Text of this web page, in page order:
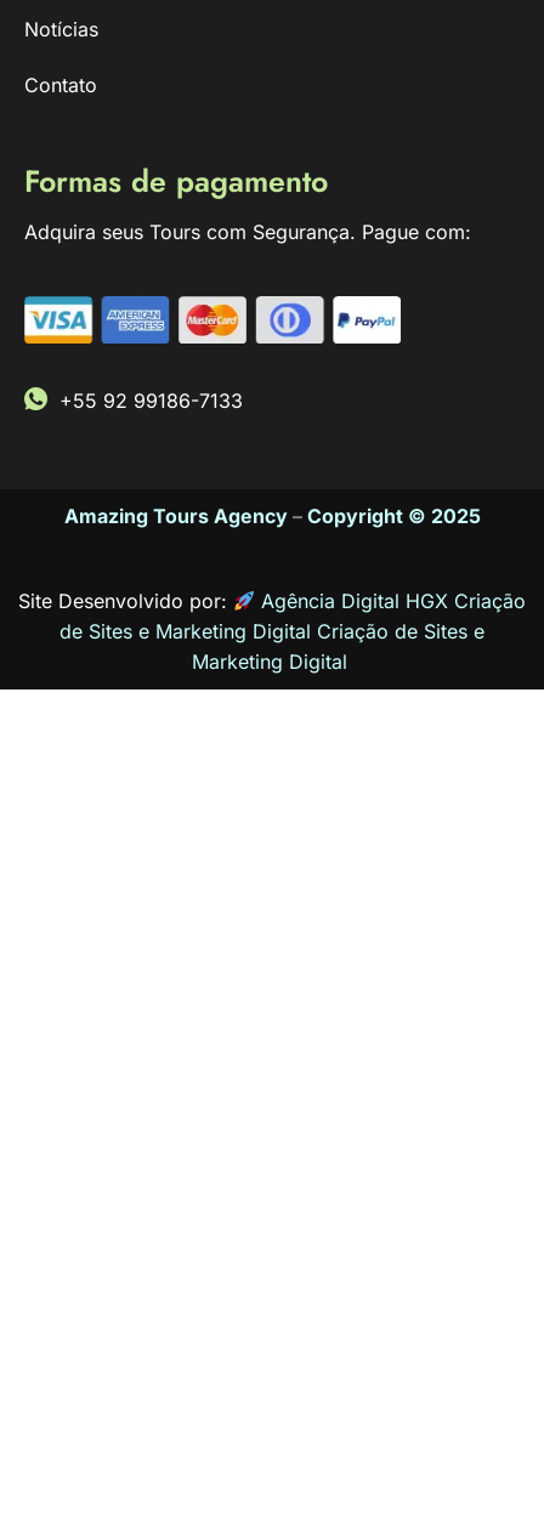
Notícias
Contato
Formas de pagamento
Adquira seus Tours com Segurança. Pague com:
+55 92 99186-7133
Amazing Tours Agency– Copyright © 2025
Site Desenvolvido por:
Agência Digital HGX Criação
de Sites e Marketing Digital Criação de Sites e
Marketing Digital